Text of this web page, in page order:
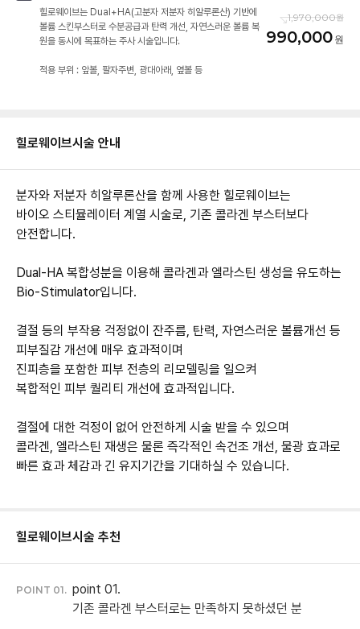
힐로웨이브시술 안내
분자와 저분자 히알루론산을 함께 사용한 힐로웨이브는
바이오 스티뮬레이터 계열 시술로, 기존 콜라겐 부스터보다
안전합니다.
Dual-HA 복합성분을 이용해 콜라겐과 엘라스틴 생성을 유도하는
Bio-Stimulator입니다.
결절 등의 부작용 걱정없이 잔주름, 탄력, 자연스러운 볼륨개선 등
피부질감 개선에 매우 효과적이며
진피층을 포함한 피부 전층의 리모델링을 일으켜
복합적인 피부 퀄리티 개선에 효과적입니다.
결절에 대한 걱정이 없어 안전하게 시술 받을 수 있으며
콜라겐, 엘라스틴 재생은 물론 즉각적인 속건조 개선, 물광 효과로
빠른 효과 체감과 긴 유지기간을 기대하실 수 있습니다.
힐로웨이브시술 추천
POINT 01. point 01.
힐로웨이브는 Dual+HA(고분자 저분자 히알루론산) 기반에
볼륨 스킨부스터로 수분공급과 탄력 개선, 자연스러운 볼륨 복
원을 동시에 목표하는 주사 시술입니다.
1,970,000
990,000